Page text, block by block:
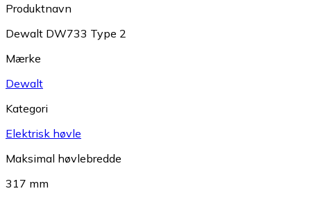
Produktnavn
Dewalt DW733 Type 2
Mærke
Dewalt
Kategori
Elektrisk høvle
Maksimal høvlebredde
317 mm